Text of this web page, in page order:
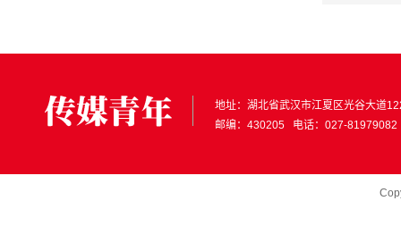
地址： 湖北省武汉市江夏区光谷大道
邮编：430205 电话：027-81979082